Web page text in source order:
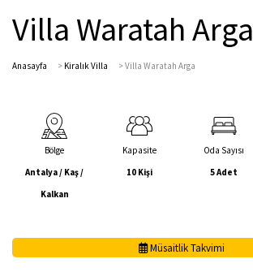
Villa Waratah Arga
Anasayfa > Kiralık Villa >Villa Waratah Arga
Bölge
Antalya / Kaş /
Kalkan
Kapasite
10 Kişi
Oda Sayısı
5 Adet
Müsaitlik Takvimi